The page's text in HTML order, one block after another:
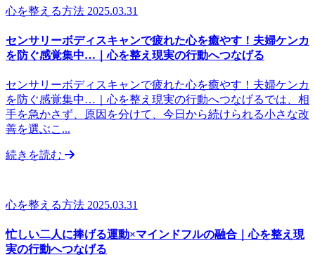
心を整える方法 2025.03.31
センサリーボディスキャンで疲れた心を癒やす！夫婦ケンカ
を防ぐ感覚集中…｜心を整え現実の行動へつなげる
センサリーボディスキャンで疲れた心を癒やす！夫婦ケンカ
を防ぐ感覚集中…｜心を整え現実の行動へつなげるでは、相
手を急かさず、原因を分けて、今日から続けられる小さな改
善を選ぶこ...
続きを読む
心を整える方法 2025.03.31
忙しい二人に捧げる運動×マインドフルの融合｜心を整え現
実の行動へつなげる